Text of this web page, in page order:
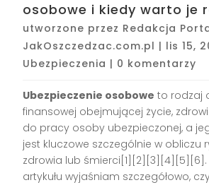
osobowe i kiedy warto je
utworzone przez Redakcja
JakOszczedzac.com.pl | lis 15,
Ubezpieczenia | 0 komentarzy
Ubezpieczenie osobowe to rodzaj
finansowej obejmującej życie,
do pracy osoby ubezpieczonej, a
jest kluczowe szczególnie w obliczu
zdrowia lub śmierci[1][2][3][4][5][6].
artykułu wyjaśniam szczegółowo,